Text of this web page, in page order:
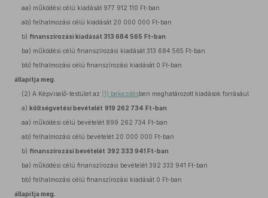
aa) működési célú kiadását 977 912 110 Ft-ban
ab) felhalmozási célú kiadását 20 000 000 Ft-ban
b) finanszírozási kiadását 313 684 565 Ft-ban
ba) működési célú finanszírozási kiadását 313 684 565 Ft-ban
bb) felhalmozási célú finanszírozási kiadását 0 Ft-ban
állapítja meg.
(2) A Képviselő-testület az (1) bekezdésben meghatározott kiadások forrásául
a) költségvetési bevételét 919 262 734 Ft-ban
aa) működési célú bevételét 899 262 734 Ft-ban
ab) felhalmozási célú bevételét 20 000 000 Ft-ban
b) finanszírozási bevételét 392 333 941 Ft-ban
ba) működési célú finanszírozási bevételét 392 333 941 Ft-ban
bb) felhalmozási célú finanszírozási kiadását 0 Ft-ban
állapítja meg.